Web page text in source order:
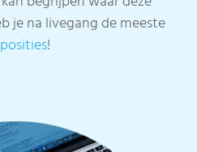
je na livegang de meeste
!